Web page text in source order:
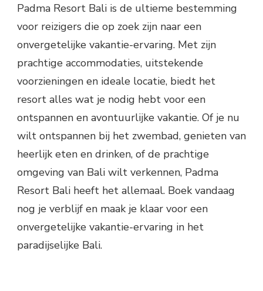
Padma Resort Bali is de ultieme bestemming
voor reizigers die op zoek zijn naar een
onvergetelijke vakantie-ervaring. Met zijn
prachtige accommodaties, uitstekende
voorzieningen en ideale locatie, biedt het
resort alles wat je nodig hebt voor een
ontspannen en avontuurlijke vakantie. Of je nu
wilt ontspannen bij het zwembad, genieten van
heerlijk eten en drinken, of de prachtige
omgeving van Bali wilt verkennen, Padma
Resort Bali heeft het allemaal. Boek vandaag
nog je verblijf en maak je klaar voor een
onvergetelijke vakantie-ervaring in het
paradijselijke Bali.